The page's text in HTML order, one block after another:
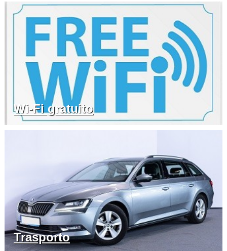
Wi-Fi gratuito
Trasporto